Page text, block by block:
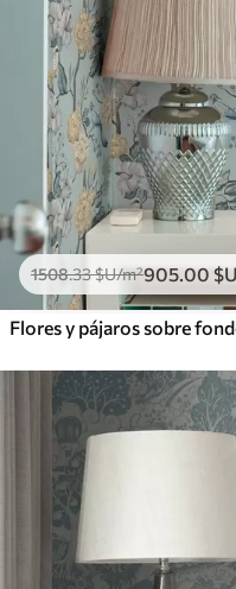
1508.33$U/m²905.00 $U
Flores y pájaros sobre